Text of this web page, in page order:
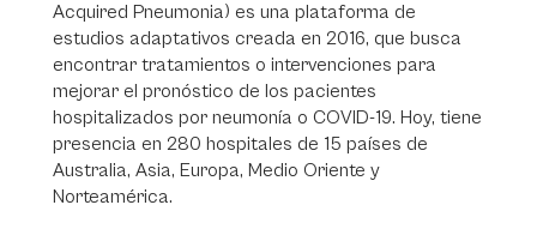
Acquired Pneumonia) es una plataforma de
estudios adaptativos creada en 2016, que busca
encontrar tratamientos o intervenciones para
mejorar el pronóstico de los pacientes
hospitalizados por neumonía o COVID-19. Hoy, tiene
presencia en 280 hospitales de 15 países de
Australia, Asia, Europa, Medio Oriente y
Norteamérica.